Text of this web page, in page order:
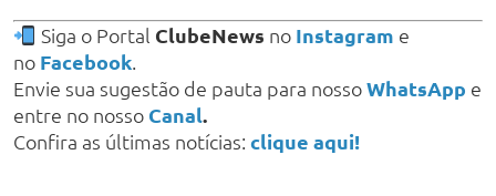
Siga o Portal ClubeNews no Instagram e
no Facebook.
Envie sua sugestão de pauta para nossoWhatsApp e
entre no nosso Canal.
Confira as últimas notícias: clique aqui!